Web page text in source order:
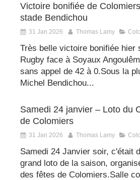
Victoire bonifiée de
stade Bendichou
31 Jan 2026 Thomas Lamy
Très belle victoire bonifiée hier
Rugby face à Soyaux
sans appel de 42 à 0.Sous la
Michel Bendichou...
Samedi 24 janvier – Loto du
de Colomiers
31 Jan 2026 Thomas Lamy
Samedi 24 Janvier soir, c'était
grand loto de la saison,
des fêtes de Colomiers.Salle